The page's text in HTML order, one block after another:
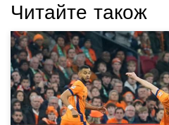
Читайте також